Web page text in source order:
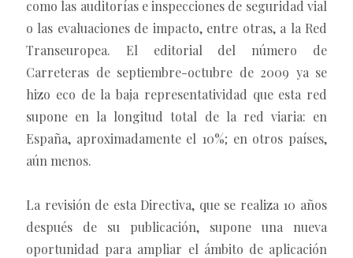
como las auditorías e inspecciones de seguridad vial
o las evaluaciones de impacto, entre otras, a la Red
Transeuropea. El editorial del número de
Carreteras de septiembre-octubre de 2009 ya se
hizo eco de la baja representatividad que esta red
supone en la longitud total de la red viaria: en
España, aproximadamente el 10%; en otros países,
aún menos.
La revisión de esta Directiva, que se realiza 10 años
después de su publicación, supone una nueva
oportunidad para ampliar el ámbito de aplicación